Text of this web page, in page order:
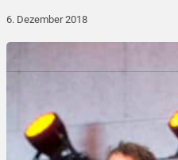
6. Dezember 2018